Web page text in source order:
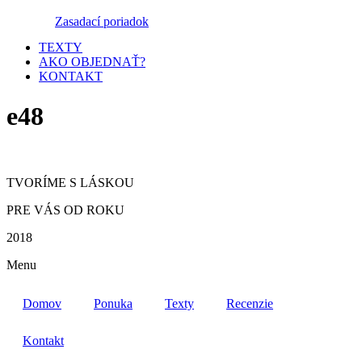
Zasadací poriadok
TEXTY
AKO OBJEDNAŤ?
KONTAKT
e48
TVORÍME S LÁSKOU
PRE VÁS OD ROKU
2018
Menu
Domov Ponuka Texty Recenzie
Kontakt